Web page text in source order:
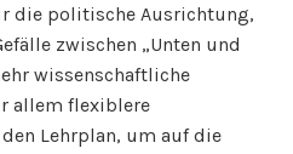
die politische Ausrichtung,
zwischen „Unten und
wissenschaftliche
allem flexiblere
Lehrplan, um auf die